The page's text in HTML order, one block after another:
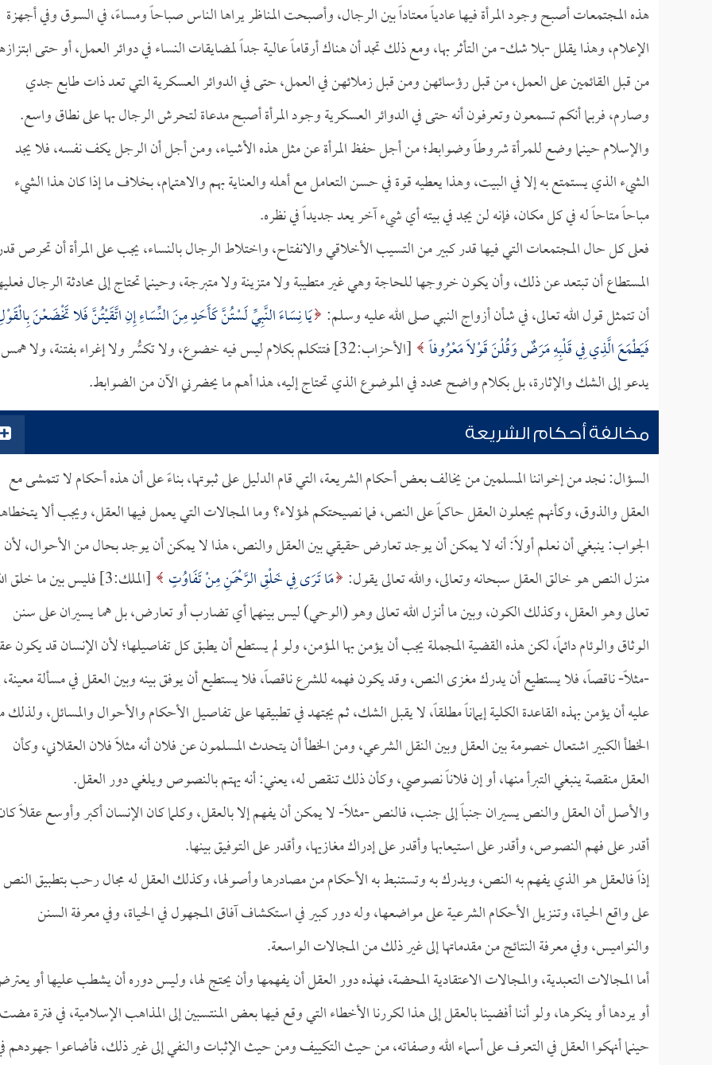
هذه المجتمعات أصبح وجود المرأة فيها عادياً معتاداً بين الرجال، وأصبحت المناظر يراها الناس صباحاً ومساءً، في السوق وفي أجهزة
الإعلام، وهذا يقلل -بلا شك- من التأثر بها، ومع ذلك تجد أن هناك أرقاماً عالية جداً لمضايقات النساء في دوائر العمل، أو حتى
من قبل القائمين على العمل، من قبل رؤسائهن ومن قبل زملائهن في العمل، حتى في الدوائر العسكرية التي تعد ذات طابع جدي
وصارم، فربما أنكم تسمعون وتعرفون أنه حتى في الدوائر العسكرية وجود المرأة أصبح مدعاة لتحرش الرجال بها على نطاق واسع.
والإسلام حينما وضع للمرأة شروطاً وضوابط؛ من أجل حفظ المرأة عن مثل هذه الأشياء، ومن أجل أن الرجل يكف نفسه، فلا يجد
الشيء الذي يستمتع به إلا في البيت، وهذا يعطيه قوة في حسن التعامل مع أهله والعناية بهم والاهتمام، بخلاف ما إذا كان هذا الشيء
مباحاً متاحاً له في كل مكان، فإنه لن يجد في بيته أي شيء آخر يعد جديداً في نظره.
فعلى كل حال المجتمعات التي فيها قدر كبير من التسيب الأخلاقي والانفتاح، واختلاط الرجال بالنساء، يجب على المرأة أن تحرص
المستطاع أن تبتعد عن ذلك، وأن يكون خروجها للحاجة وهي غير متطيبة ولا متزينة ولا متبرجة، وحينما تحتاج إلى محادثة الرجال
أن تتمثل قول الله تعالى، في شأن أزواج النبي صلى الله عليه وسلم: يَا نِسَاءَ النَّبِيِّ لَسْتُنَّ كَأَحَدٍ مِنَ النِّسَاءِ إِنِ اتَّقَيْتُنَّ فَلا تَخْضَعْنَ
فَيَطْمَعَ الَّذِي فِي قَلْبِهِ مَرَضٌ وَقُلْنَ قَوْلاً مَعْرُوفاً
[الأحزاب:32] فتتكلم بكلام ليس فيه خضوع، ولا تكسُّر ولا إغراء بفتنة، ولا همس
يدعو إلى الشك والإثارة، بل بكلام واضح محدد في الموضوع الذي تحتاج إليه، هذا أهم ما يحضرني الآن من الضوابط.
مخالفة أحكام الشريعة
السؤال: نجد من إخواننا المسلمين من يخالف بعض أحكام الشريعة، التي قام الدليل على ثبوتها، بناءً على أن هذه أحكام لا تتمشى مع
العقل والذوق، وكأنهم يجعلون العقل حاكماً على النص، فما نصيحتكم لهؤلاء؟ وما المجالات التي يعمل فيها العقل، ويجب ألا
الجواب: ينبغي أن نعلم أولاً: أنه لا يمكن أن يوجد تعارض حقيقي بين العقل والنص، هذا لا يمكن أن يوجد بحال من الأحوال، لأن
منـزل النص هو خالق العقل سبحانه وتعالى، والله تعالى يقول: مَا تَرَى فِي خَلْقِ الرَّحْمَنِ مِنْ تَفَاوُتٍ
[الملك:3] فليس بين ما خلق
تعالى وهو العقل، وكذلك الكون، وبين ما أنـزل الله تعالى وهو (الوحي) ليس بينهما أي تضارب أو تعارض، بل هما يسيران على سنن
الوثاق والوئام دائماً، لكن هذه القضية المجملة يجب أن يؤمن بها المؤمن، ولو لم يستطع أن يطبق كل تفاصيلها؛ لأن الإنسان قد يكون
-مثلاً- ناقصاً، فلا يستطيع أن يدرك مغزى النص، وقد يكون فهمه للشرع ناقصاً، فلا يستطيع أن يوفق بينه وبين العقل في مسألة معينة،
عليه أن يؤمن بهذه القاعدة الكلية إيماناً مطلقاً، لا يقبل الشك، ثم يجتهد في تطبيقها على تفاصيل الأحكام والأحوال والمسائل،
الخطأ الكبير اشتعال خصومة بين العقل وبين النقل الشرعي، ومن الخطأ أن يتحدث المسلمون عن فلان أنه مثلاً فلان العقلاني، وكأن
العقل منقصة ينبغي التبرأ منها، أو إن فلاناً نصوصي، وكأن ذلك تنقص له، يعني: أنه يهتم بالنصوص ويلغي دور العقل.
والأصل أن العقل والنص يسيران جنباً إلى جنب، فالنص -مثلاً- لا يمكن أن يفهم إلا بالعقل، وكلما كان الإنسان أكبر وأوسع عقلاً
أقدر على فهم النصوص، وأقدر على استيعابها وأقدر على إدراك مغازيها، وأقدر على التوفيق بينها.
إذاً فالعقل هو الذي يفهم به النص، ويدرك به وتستنبط به الأحكام من مصادرها وأصولها، وكذلك العقل له مجال رحب بتطبيق النص
على واقع الحياة، وتنـزيل الأحكام الشرعية على مواضعها، وله دور كبير في استكشاف آفاق المجهول في الحياة، وفي معرفة السنن
والنواميس، وفي معرفة النتائج من مقدماتها إلى غير ذلك من المجالات الواسعة.
أما المجالات التعبدية، والمجالات الاعتقادية المحضة، فهذه دور العقل أن يفهمها وأن يحتج لها، وليس دوره أن يشطب عليها أو
أو يردها أو ينكرها، ولو أننا أفضينا بالعقل إلى هذا لكررنا الأخطاء التي وقع فيها بعض المنتسبين إلى المذاهب الإسلامية، في فترة
حينما أنهكوا العقل في التعرف على أسماء الله وصفاته، من حيث التكييف ومن حيث الإثبات والنفي إلى غير ذلك، فأضاعوا جهودهم